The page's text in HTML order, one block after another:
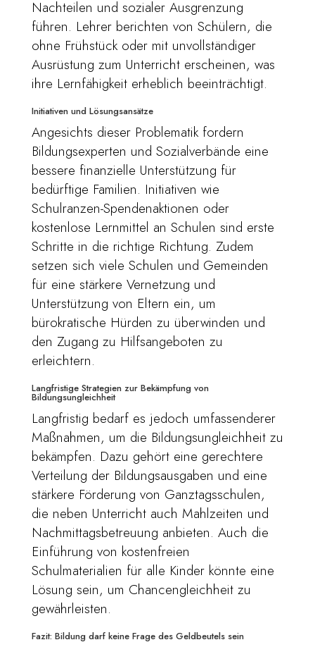
Nachteilen und sozialer Ausgrenzung
führen. Lehrer berichten von Schülern, die
ohne Frühstück oder mit unvollständiger
Ausrüstung zum Unterricht erscheinen, was
ihre Lernfähigkeit erheblich beeinträchtigt.
Initiativen und Lösungsansätze
Angesichts dieser Problematik fordern
Bildungsexperten und Sozialverbände eine
bessere finanzielle Unterstützung für
bedürftige Familien. Initiativen wie
Schulranzen-Spendenaktionen oder
kostenlose Lernmittel an Schulen sind erste
Schritte in die richtige Richtung. Zudem
setzen sich viele Schulen und Gemeinden
für eine stärkere Vernetzung und
Unterstützung von Eltern ein, um
bürokratische Hürden zu überwinden und
den Zugang zu Hilfsangeboten zu
erleichtern.
Langfristige Strategien zur Bekämpfung von
Bildungsungleichheit
Langfristig bedarf es jedoch umfassenderer
Maßnahmen, um die Bildungsungleichheit zu
bekämpfen. Dazu gehört eine gerechtere
Verteilung der Bildungsausgaben und eine
stärkere Förderung von Ganztagsschulen,
die neben Unterricht auch Mahlzeiten und
Nachmittagsbetreuung anbieten. Auch die
Einführung von kostenfreien
Schulmaterialien für alle Kinder könnte eine
Lösung sein, um Chancengleichheit zu
gewährleisten.
Fazit: Bildung darf keine Frage des Geldbeutels sein